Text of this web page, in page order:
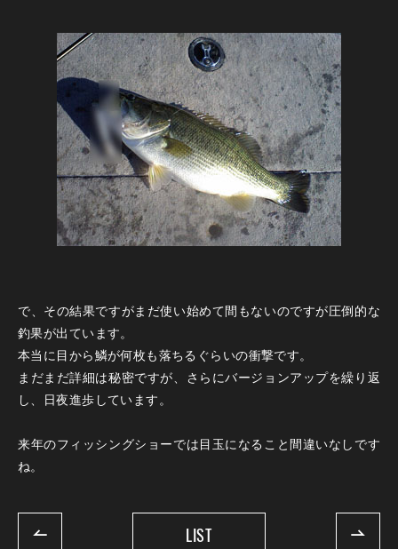
で、その結果ですがまだ使い始めて間もないのですが圧倒的な
釣果が出ています。
本当に目から鱗が何枚も落ちるぐらいの衝撃です。
まだまだ詳細は秘密ですが、さらにバージョンアップを繰り返
し、日夜進歩しています。
来年のフィッシングショーでは目玉になること間違いなしです
ね。
LIST